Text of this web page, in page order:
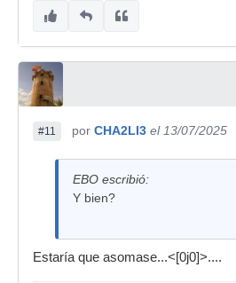
#11 por CHA2LI3 el 13/07/2025
EBO escribió:
Y bien?
Estaría que asomase...<[0j0]>....